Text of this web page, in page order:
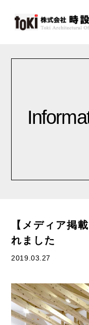
【メディア掲
れました
2019.03.27